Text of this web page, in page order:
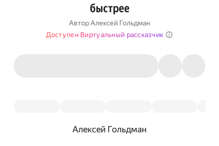
быстрее
АвторАлексей Гольдман
Доступен Виртуальный рассказчик
Алексей Гольдман